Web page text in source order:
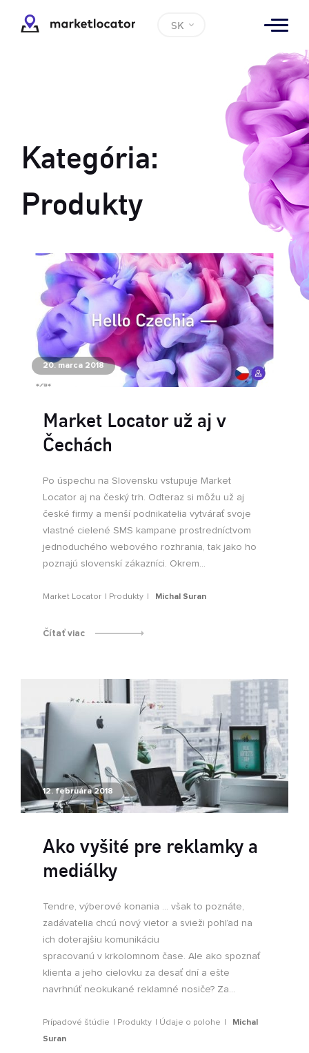
SK
Kategória:
Produkty
20. marca 2018
Market Locator už aj v
Čechách
Po úspechu na Slovensku vstupuje Market
Locator aj na český trh. Odteraz si môžu už aj
české firmy a menší podnikatelia vytvárať svoje
vlastné cielené SMS kampane prostredníctvom
jednoduchého webového rozhrania, tak jako ho
poznajú slovenskí zákazníci. Okrem...
Market Locator Produkty Michal Suran
Čítať viac
12. februára 2018
Ako vyšité pre reklamky a
mediálky
Tendre, výberové konania ... však to poznáte,
zadávatelia chcú nový vietor a svieži pohľad na
ich doterajšiu komunikáciu
spracovanú v krkolomnom čase. Ale ako spoznať
klienta a jeho cielovku za desať dní a ešte
navrhnúť neokukané reklamné nosiče? Za...
Prípadové štúdie Produkty Údaje o polohe
Michal
Suran